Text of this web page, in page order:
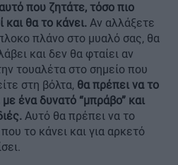
που ζητάτε, τόσο πιο
και θα το κάνει. Αν αλλάξετε
πλάνο στο μυαλό σας, θα
και δεν θα φταίει αν
τουαλέτα στο σημείο που
στη βόλτα, θα πρέπει να το
ένα δυνατό “μπράβο” και
Αυτό θα πρέπει να το
το κάνει και για αρκετό